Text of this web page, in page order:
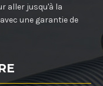
aller jusqu'à la
une garantie de